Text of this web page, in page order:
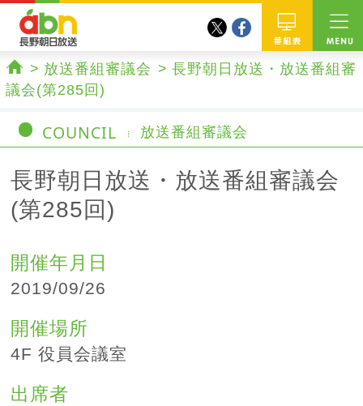
番組
twitterfacebook
ホーム
放送番組審議会
長野朝日放送・放送番組審
議会(第285回)
COUNCIL 放送番組審議会
長野朝日放送・放送番組審議会
(第285回)
開催年月日
2019/09/26
開催場所
4F 役員会議室
出席者